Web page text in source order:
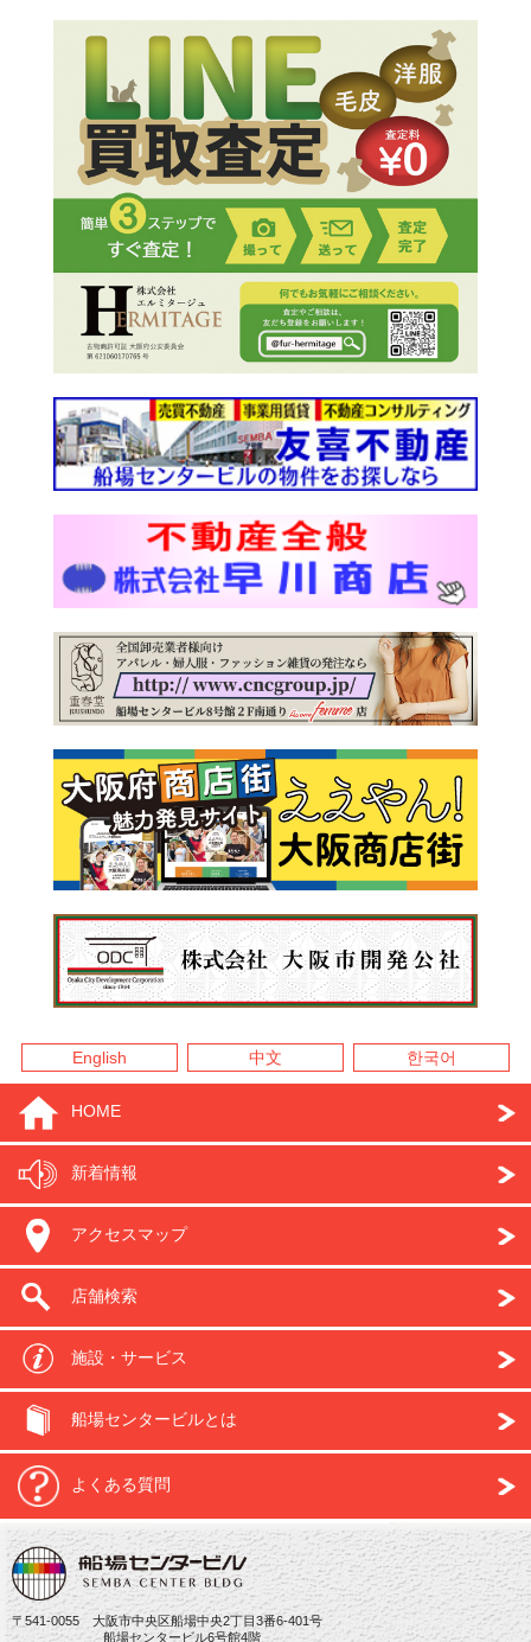
English 中文 한국어
HOME
新着情報
アクセスマップ
店舗検索
施設・サービス
船場センタービルとは
よくある質問
〒541-0055 大阪市中央区船場中央2丁目3番6-401号
船場センタービル6号館4階